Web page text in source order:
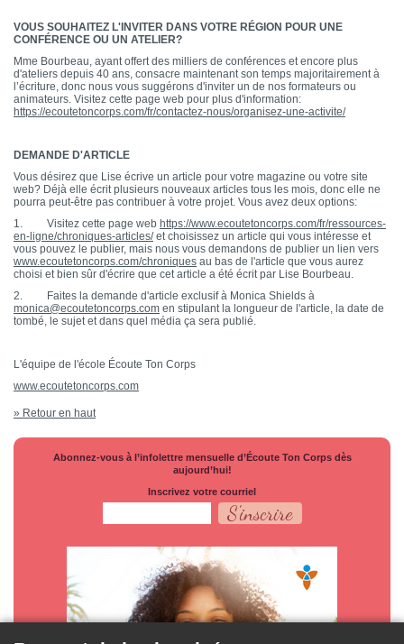
VOUS SOUHAITEZ L'INVITER DANS VOTRE RÉGION POUR UNE
CONFÉRENCE OU UN ATELIER?
Mme Bourbeau, ayant offert des milliers de conférences et encore plus
d'ateliers depuis 40 ans, consacre maintenant son temps majoritairement à
l’écriture, donc nous vous suggérons d'inviter un de nos formateurs ou
animateurs. Visitez cette page web pour plus d'information:
https://ecoutetoncorps.com/fr/contactez-nous/organisez-une-activite/
DEMANDE D'ARTICLE
Vous désirez que Lise écrive un article pour votre magazine ou votre site
web? Déjà elle écrit plusieurs nouveaux articles tous les mois, donc elle ne
pourra peut-être pas contribuer à votre projet. Vous avez deux options:
1. Visitez cette page web https://www.ecoutetoncorps.com/fr/ressources-
en-ligne/chroniques-articles/et choisissez un article qui vous intéresse et
vous pouvez le publier, mais nous vous demandons de publier un lien vers
www.ecoutetoncorps.com/chroniques au bas de l'article que vous aurez
choisi et bien sûr d'écrire que cet article a été écrit par Lise Bourbeau.
2. Faites la demande d'article exclusif à Monica Shields à
monica@ecoutetoncorps.com en stipulant la longueur de l'article, la date de
tombé, le sujet et dans quel média ça sera publié.
L'équipe de l'école Écoute Ton Corps
www.ecoutetoncorps.com
» Retour en haut
Abonnez-vous à l’infolettre mensuelle d’Écoute Ton Corps dès
aujourd’hui!
Inscrivez votre courriel